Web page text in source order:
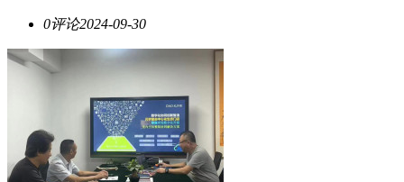
0评论2024-09-30